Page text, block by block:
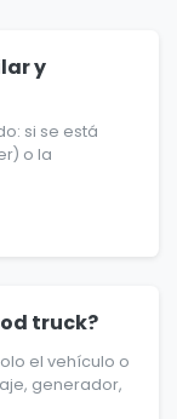
y
si se está
o la
truck?
el vehículo o
generador,